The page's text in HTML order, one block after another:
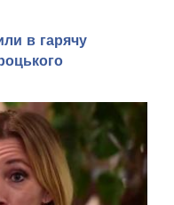
в гарячу